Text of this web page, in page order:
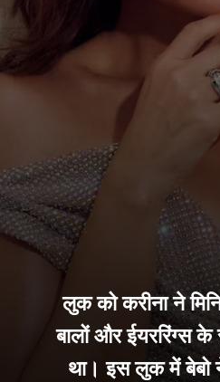
लुक को करीना ने
बालों और ईयररिंग्स
था। इस लुक में बेबो